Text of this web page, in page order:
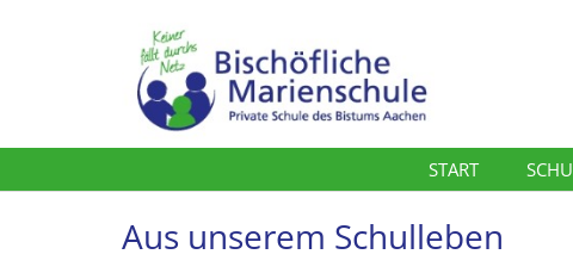
START
Aus unserem Schulleben